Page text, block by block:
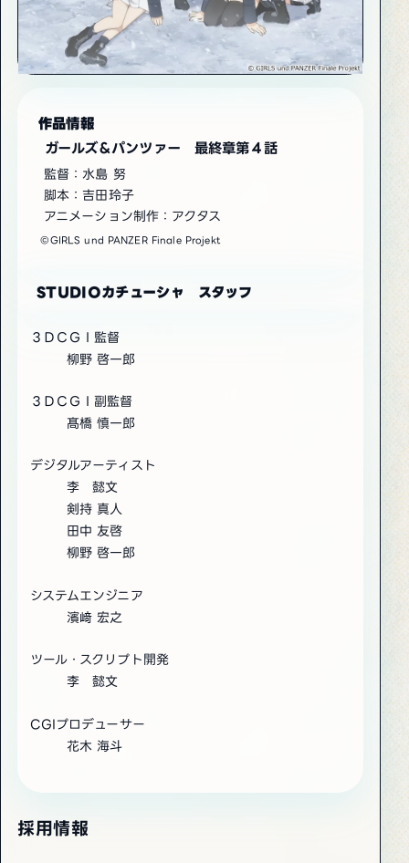
作品情報
ガールズ＆パンツァー 最終章第４話
監督：水島 努
脚本：吉田玲子
アニメーション制作：アクタス
©GIRLS und PANZER Finale Projekt
STUDIOカチューシャ スタッフ
３ＤＣＧＩ監督
柳野 啓一郎
３ＤＣＧＩ副監督
髙橋 慎一郎
デジタルアーティスト
李 懿文
剣持 真人
田中 友啓
柳野 啓一郎
システムエンジニア
濱﨑 宏之
ツール・スクリプト開発
李 懿文
CGIプロデューサー
花木 海斗
採用情報